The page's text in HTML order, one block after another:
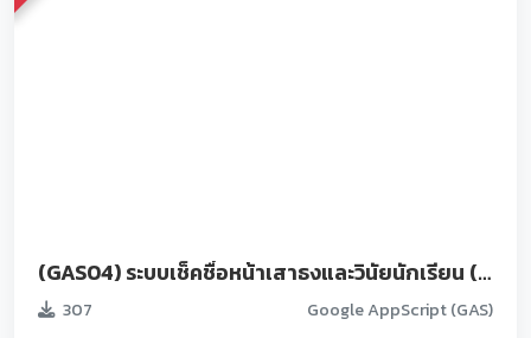
(GAS04) ระบบเช็คชื่อหน้าเสาธงและวินัยนักเรียน (Smart Assembly &amp;amp; Discipline System)
307 Google AppScript (GAS)